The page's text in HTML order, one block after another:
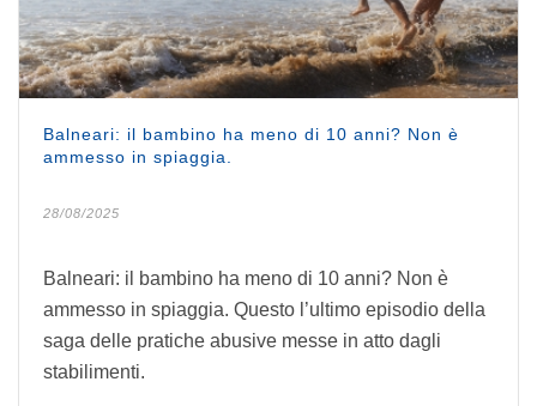
Balneari: il bambino ha meno di 10 anni? Non è
ammesso in spiaggia.
28/08/2025
Balneari: il bambino ha meno di 10 anni? Non è
ammesso in spiaggia. Questo l’ultimo episodio della
saga delle pratiche abusive messe in atto dagli
stabilimenti.